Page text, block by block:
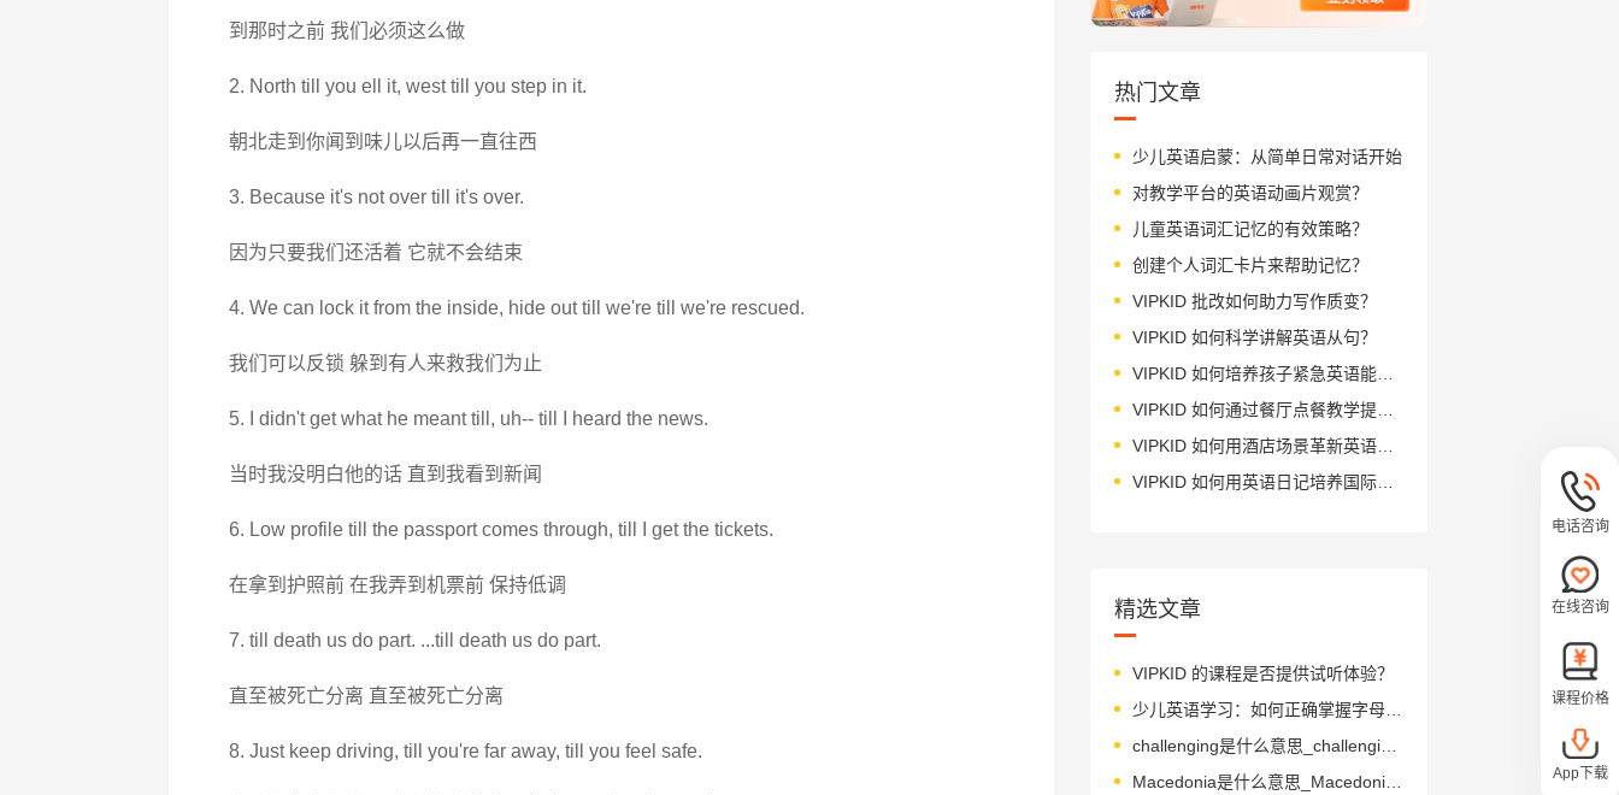
到那时之前 我们必须这么做
2. North till you ell it, west till you step in it.
朝北走到你闻到味儿以后再一直往西
3. Because it's not over till it's over.
因为只要我们还活着 它就不会结束
4. We can lock it from the inside, hide out till we're till we're rescued.
我们可以反锁 躲到有人来救我们为止
5. I didn't get what he meant till, uh‐‐ till I heard the news.
当时我没明白他的话 直到我看到新闻
6. Low profile till the passport comes through, till I get the tickets.
在拿到护照前 在我弄到机票前 保持低调
7. till death us do part. ...till death us do part.
直至被死亡分离 直至被死亡分离
8. Just keep driving, till you're far away, till you feel safe.
热门文章
少儿英语启蒙：从简单日常对话开始
对教学平台的英语动画片观赏？
儿童英语词汇记忆的有效策略？
创建个人词汇卡片来帮助记忆？
VIPKID 批改如何助力写作质变？
VIPKID 如何科学讲解英语从句？
VIPKID 如何培养孩子紧急英语能力？
VIPKID 如何通过餐厅点餐教学提升少儿英语应用能力？
VIPKID 如何用酒店场景革新英语教学？
VIPKID 如何用英语日记培养国际化人才？
精选文章
VIPKID 的课程是否提供试听体验？
少儿英语学习：如何正确掌握字母 A 的英文发音
challenging是什么意思_challenging怎么读_音标ˈtʃælɪndʒɪŋ
Macedonia是什么意思_Macedonia怎么读_音标ˌmæsɪˈdəunjə
电话咨询
在线咨询
课程价格
App下载